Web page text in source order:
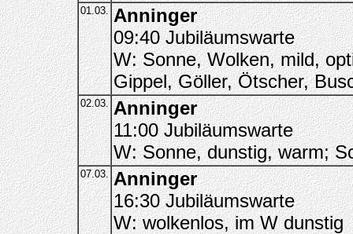
01.03. Anninger
09:40 Jubiläumswarte
W: Sonne, Wolken, mild,
Gippel, Göller, Ötscher,
02.03. Anninger
11:00 Jubiläumswarte
W: Sonne, dunstig, warm;
07.03. Anninger
16:30 Jubiläumswarte
W: wolkenlos, im W dunstig